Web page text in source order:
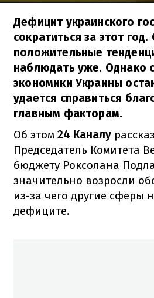
Дефицит украинского
сократиться за этот
положительные
наблюдать уже. Однако
экономики Украины
удается справиться
главным факторам.
Об этом 24 Каналу
Председатель Комитета
бюджету Роксолана
значительно возросли
из-за чего другие сферы
дефиците.